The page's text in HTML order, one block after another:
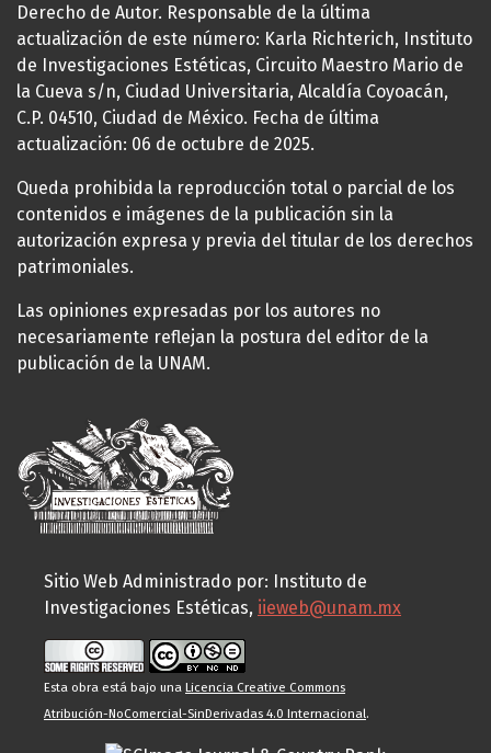
Derecho de Autor. Responsable de la última
actualización de este número: Karla Richterich, Instituto
de Investigaciones Estéticas, Circuito Maestro Mario de
la Cueva s/n, Ciudad Universitaria, Alcaldía Coyoacán,
C.P. 04510, Ciudad de México. Fecha de última
actualización: 06 de octubre de 2025.
Queda prohibida la reproducción total o parcial de los
contenidos e imágenes de la publicación sin la
autorización expresa y previa del titular de los derechos
patrimoniales.
Las opiniones expresadas por los autores no
necesariamente reflejan la postura del editor de la
publicación de la UNAM.
Sitio Web Administrado por: Instituto de
Investigaciones Estéticas, iieweb@unam.mx
Esta obra está bajo una Licencia Creative Commons
Atribución-NoComercial-SinDerivadas 4.0 Internacional.